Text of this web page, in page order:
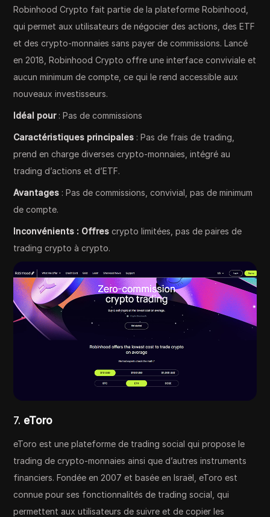
Robinhood Crypto fait partie de la plateforme Robinhood,
qui permet aux utilisateurs de négocier des actions, des ETF
et des crypto-monnaies sans payer de commissions. Lancé
en 2018, Robinhood Crypto offre une interface conviviale et
aucun minimum de compte, ce qui le rend accessible aux
nouveaux investisseurs.
Idéal pour: Pas de commissions
Caractéristiques principales : Pas de frais de trading,
prend en charge diverses crypto-monnaies, intégré au
trading d’actions et d’ETF.
Avantages : Pas de commissions, convivial, pas de minimum
de compte.
Inconvénients : Offres crypto limitées, pas de paires de
trading crypto à crypto.
7. eToro
eToro est une plateforme de trading social qui propose le
trading de crypto-monnaies ainsi que d’autres instruments
financiers. Fondée en 2007 et basée en Israël, eToro est
connue pour ses fonctionnalités de trading social, qui
permettent aux utilisateurs de suivre et de copier les